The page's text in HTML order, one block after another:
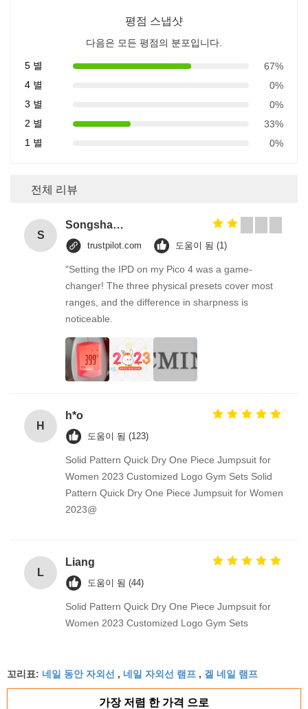
평점 스냅샷
다음은 모든 평점의 분포입니다.
5 별
67%
4 별
0%
3 별
0%
2 별
33%
1 별
0%
전체 리뷰
S
Songshang
trustpilot.com 도움이 됨 (1)
"Setting the IPD on my Pico 4 was a game-
changer! The three physical presets cover most
ranges, and the difference in sharpness is
noticeable.
H
h*o
도움이 됨 (123)
Solid Pattern Quick Dry One Piece Jumpsuit for
Women 2023 Customized Logo Gym Sets Solid
Pattern Quick Dry One Piece Jumpsuit for Women
2023@
L
Liang
도움이 됨 (44)
Solid Pattern Quick Dry One Piece Jumpsuit for
Women 2023 Customized Logo Gym Sets
꼬리표: 네일 동안 자외선 , 네일 자외선 램프 , 겔 네일 램프
가장 저렴 한 가격 으로